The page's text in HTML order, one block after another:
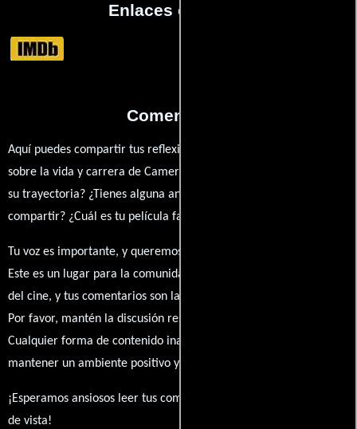
Enlaces externos
Comentarios
Aquí puedes compartir tus reflexiones, anécdotas y opiniones
sobre la vida y carrera de Cameron Hilts. ¿Qué te ha inspirado de
su trayectoria? ¿Tienes alguna anécdota personal que desees
compartir? ¿Cuál es tu película favorita en la que ha participado?
Tu voz es importante, y queremos escuchar tus pensamientos.
Este es un lugar para la comunidad de admiradores y amantes
del cine, y tus comentarios son la esencia de esta conversación.
Por favor, mantén la discusión respetuosa y constructiva.
Cualquier forma de contenido inapropiado será eliminado para
mantener un ambiente positivo y enriquecedor para todos.
¡Esperamos ansiosos leer tus comentarios y conocer tus puntos
de vista!